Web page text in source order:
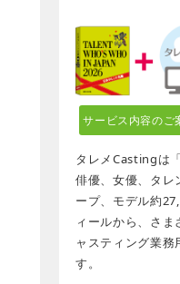
サービス内容のご
タレメCastingは
俳優、女優、タレ
ープ、モデル約
ィールから、さ
ャスティング業
す。